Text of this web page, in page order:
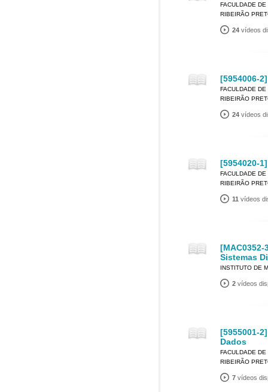
FACULDADE
RIBEIRÃO
24 vídeos
[5954006-
FACULDADE
RIBEIRÃO
24 vídeos
[5954020-
FACULDADE
RIBEIRÃO
11 vídeos
Sistemas
INSTITUTO DE
2 vídeos
[5955001-
Dados
FACULDADE
RIBEIRÃO
7 vídeos